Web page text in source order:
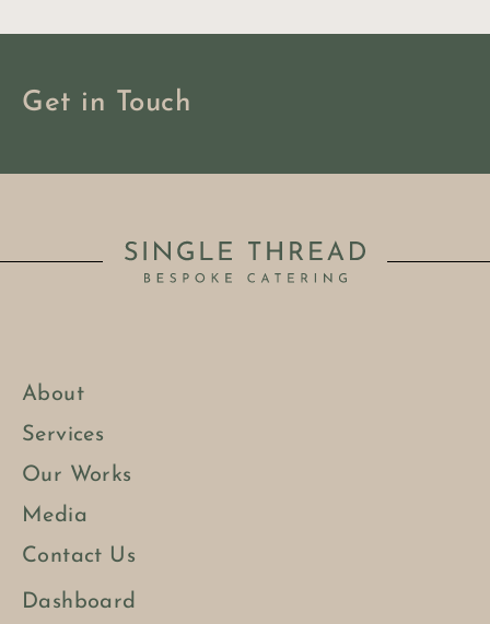
Get in Touch
About
Services
Our Works
Media
Contact Us
Dashboard